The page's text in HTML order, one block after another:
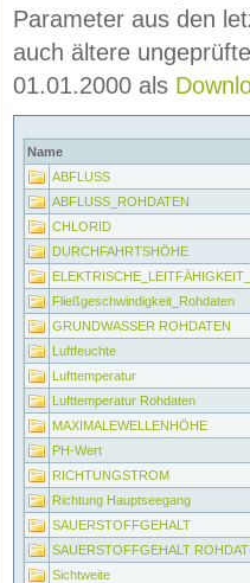
Parameter aus den
auch ältere
01.01.2000 als
Name
ABFLUSS
ABFLUSS_ROHDATEN
CHLORID
DURCHFAHRTSHÖHE
Fließgeschwindigkeit_Rohdaten
GRUNDWASSER ROHDATEN
Luftfeuchte
Lufttemperatur
Lufttemperatur Rohdaten
MAXIMALEWELLENHÖHE
PH-Wert
RICHTUNGSTROM
Richtung Hauptseegang
SAUERSTOFFGEHALT
SAUERSTOFFGEHALT
Sichtweite